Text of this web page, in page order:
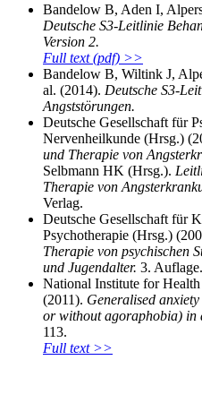
Bandelow B, Aden I,
Deutsche S3-Leitlinie
Version 2.
Full text (pdf) >>
Bandelow B, Wiltink J,
al. (2014). Deutsche S3-
Angststörungen.
Deutsche Gesellschaft für
Nervenheilkunde (Hrsg.)
und Therapie von
Selbmann HK (Hrsg.).
Therapie von
Verlag.
Deutsche Gesellschaft für
Psychotherapie (Hrsg.)
Therapie von psychischen
und Jugendalter. 3.
National Institute for
(2011). Generalised
or without agoraphobia) in
113.
Full text >>